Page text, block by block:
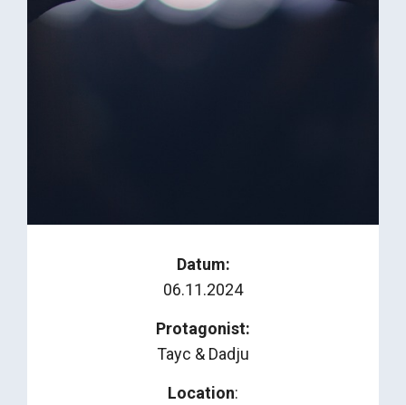
Datum:
06.11.2024
Protagonist:
Tayc & Dadju
Location: